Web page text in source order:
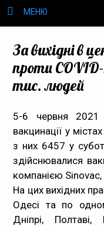
МЕНЮ
Громадське
Громадянам
Медпрацівникам
Статистика
Документи
За вихідні в
проти
тис. людей
5-6 червня
вакцинації у
з них 6457 у
здійснювалися
компанією
На цих вихідних
Одесі та по
Дніпрі, Полтаві,